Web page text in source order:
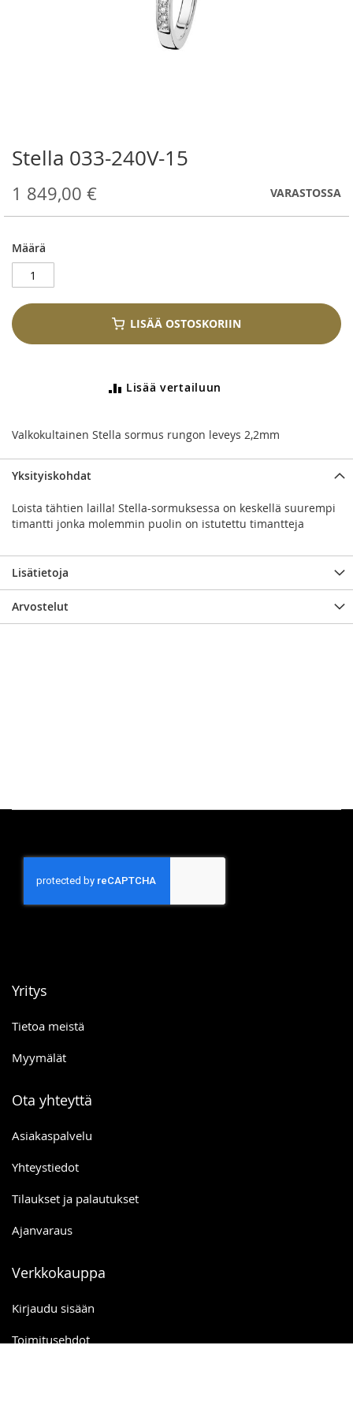
Skip
to
the
beginning
of
images
gallery
Stella 033-240V-15
1 849,00 € VARASTOSSA
Määrä
LISÄÄ OSTOSKORIIN
Lisää vertailuun
Valkokultainen Stella sormus rungon leveys 2,2mm
Yksityiskohdat
Loista tähtien lailla! Stella-sormuksessa on keskellä suurempi
timantti jonka molemmin puolin on istutettu timantteja
Lisätietoja
Arvostelut
Yritys
Tietoa meistä
Myymälät
Ota yhteyttä
Asiakaspalvelu
Yhteystiedot
Tilaukset ja palautukset
Ajanvaraus
Verkkokauppa
Kirjaudu sisään
Toimitusehdot